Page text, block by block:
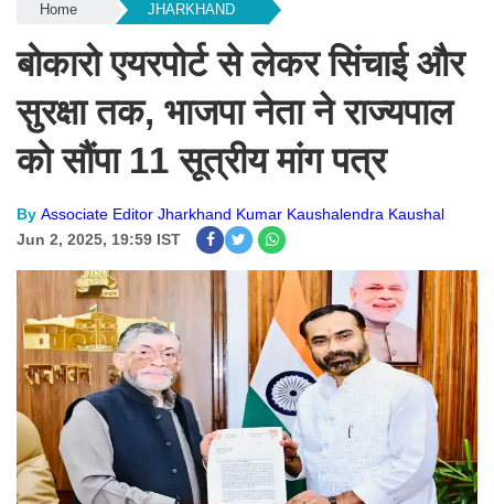
Home JHARKHAND
बोकारो एयरपोर्ट से लेकर सिंचाई और
सुरक्षा तक, भाजपा नेता ने राज्यपाल
को सौंपा 11 सूत्रीय मांग पत्र
By Associate Editor Jharkhand Kumar Kaushalendra Kaushal
Jun 2, 2025, 19:59 IST